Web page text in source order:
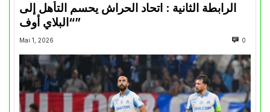
الرابطة الثانية : اتحاد الحراش يحسم التأهل إلى
“البلاي أوف”
Mai 1, 2026 0